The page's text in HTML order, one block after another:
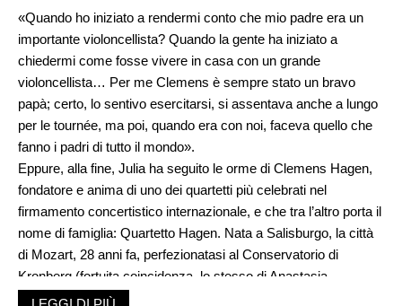
«Quando ho iniziato a rendermi conto che mio padre era un
importante violoncellista? Quando la gente ha iniziato a
chiedermi come fosse vivere in casa con un grande
violoncellista… Per me Clemens è sempre stato un bravo
papà; certo, lo sentivo esercitarsi, si assentava anche a lungo
per le tournée, ma poi, quando era con noi, faceva quello che
fanno i padri di tutto il mondo».
Eppure, alla fine, Julia ha seguito le orme di Clemens Hagen,
fondatore e anima di uno dei quartetti più celebrati nel
firmamento concertistico internazionale, e che tra l’altro porta il
nome di famiglia: Quartetto Hagen. Nata a Salisburgo, la città
di Mozart, 28 anni fa, perfezionatasi al Conservatorio di
Kronberg (fortuita coincidenza, lo stesso di Anastasia
Kobekina, la violoncellista che l’ha preceduta sul palco del LAC